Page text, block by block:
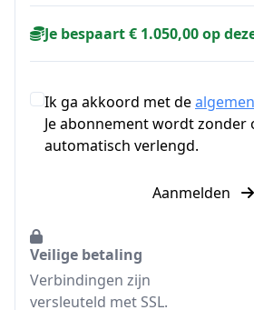
Je bespaart € 1.050,00 op
Ik ga akkoord met de
Je abonnement wordt zonder
automatisch verlengd.
Aanmelden
Veilige betaling
Verbindingen zijn
versleuteld met SSL.